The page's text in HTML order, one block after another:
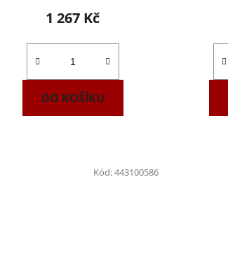
1 267 Kč
DO KOŠÍKU
Kód:443100586